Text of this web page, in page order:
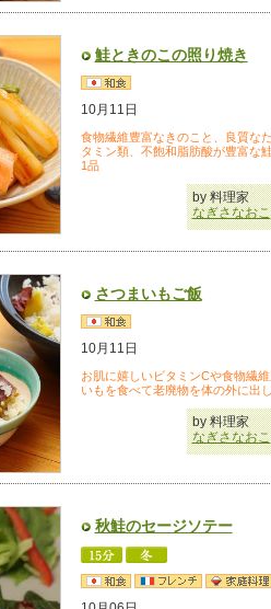
鮭ときのこの照り焼き
10月11日
食物繊維豊富なきのこと、良質な
タミン類、不飽和脂肪酸が豊富な
1品
by 料理家
なぎさなおこ
さつまいもご飯
10月11日
お肌に嬉しいビタミンCや食物繊
いもを食べて老廃物を体の外に出
by 料理家
なぎさなおこ
秋鮭のセージソテー